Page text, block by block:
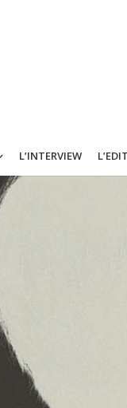
L’INTERVIEW